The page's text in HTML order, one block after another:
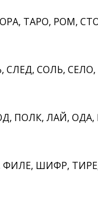
ТАРО, РОМ,
СОЛЬ,
ПОЛК, ЛАЙ,
ШИФР,